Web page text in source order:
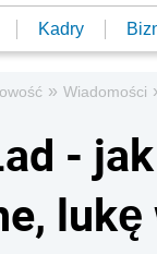
Kadry
» Wiadomości
-
lukę